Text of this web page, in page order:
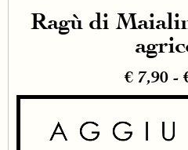
Ragù di
€7,90 -